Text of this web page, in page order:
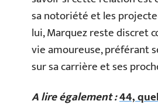
sa notoriété et les
lui, Marquez reste discret
vie amoureuse, préférant
sur sa carrière et ses
A lire également :44,